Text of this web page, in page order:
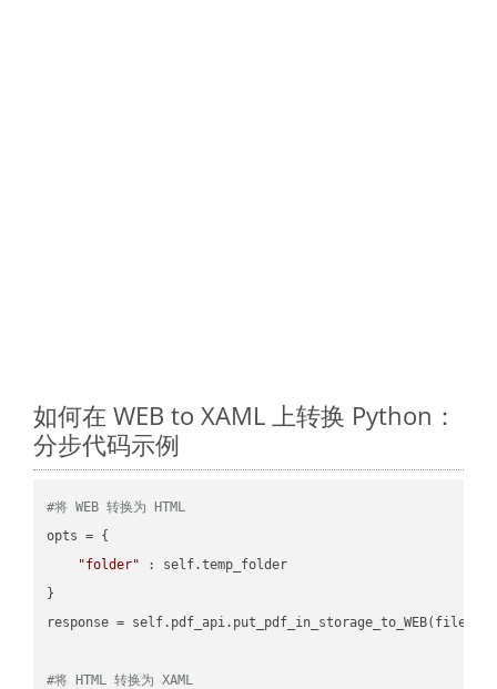
如何在 WEB to XAML 上转换 Python：
分步代码示例
#将 WEB 转换为 HTML
opts = {
"folder" : self.temp_folder
}
response =
#将 HTML 转换为 XAML